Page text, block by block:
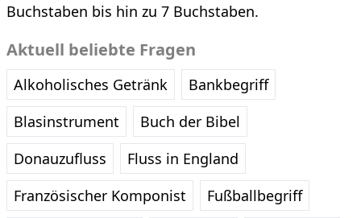
Buchstaben bis hin zu 7 Buchstaben.
Aktuell beliebte Fragen
Alkoholisches Getränk
Bankbegriff
Blasinstrument
Buch der Bibel
Donauzufluss
Fluss in England
Französischer Komponist
Fußballbegriff